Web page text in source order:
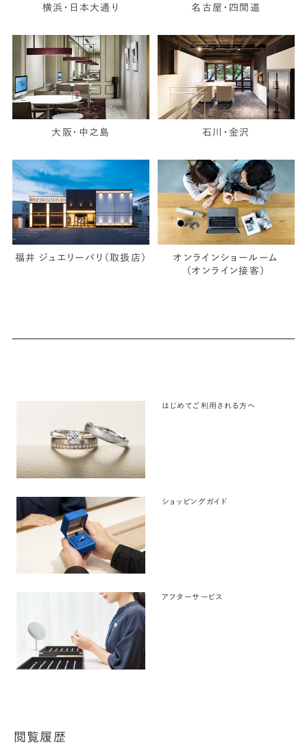
横浜・日本大通り 名古屋・四間道
大阪・中之島 石川・金沢
福井 ジュエリーパリ（取扱店）
オンラインショールーム
（オンライン接客）
はじめてご利用される方へ
ショッピングガイド
アフターサービス
閲覧履歴